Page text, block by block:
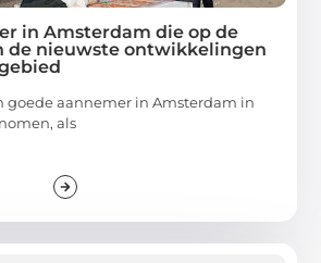
in Amsterdam die op de
de nieuwste ontwikkelingen
goede aannemer in Amsterdam in
als